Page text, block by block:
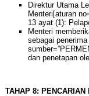
Direktur Utama
Menteri[aturan
13 ayat (1):
Menteri
sebagai penerima
dan penetapan
TAHAP 8: PENCARIAN